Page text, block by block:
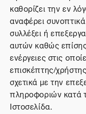
καθορίζει την εν
αναφέρει
συλλέξει ή
αυτών καθώς
ενέργειες στις
επισκέπτης/
σχετικά με την
πληροφοριών κατά
Ιστοσελίδα.